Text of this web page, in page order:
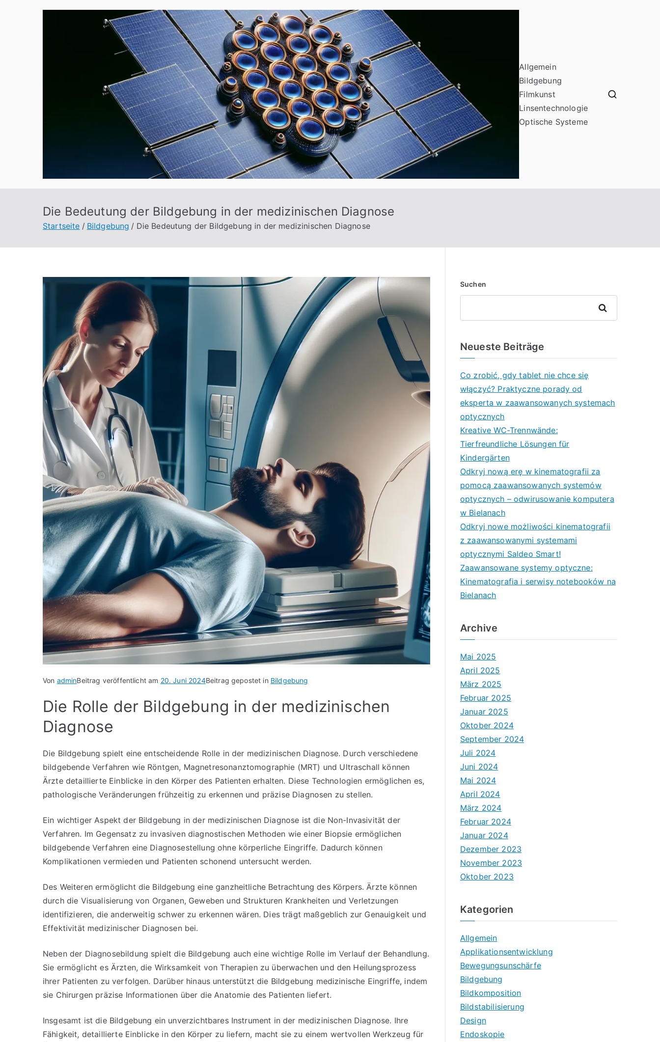
odf16
Allgemein
Bildgebung
Filmkunst
Linsentechnologie
Optische Systeme
Die Bedeutung der Bildgebung in der medizinischen Diagnose
Startseite Bildgebung Die Bedeutung der Bildgebung in der medizinischen Diagnose
Von adminBeitrag veröffentlicht am 20. Juni 2024Beitrag gepostet in Bildgebung
Die Rolle der Bildgebung in der medizinischen
Diagnose
Die Bildgebung spielt eine entscheidende Rolle in der medizinischen Diagnose. Durch verschiedene
bildgebende Verfahren wie Röntgen, Magnetresonanztomographie (MRT) und Ultraschall können
Ärzte detaillierte Einblicke in den Körper des Patienten erhalten. Diese Technologien ermöglichen es,
pathologische Veränderungen frühzeitig zu erkennen und präzise Diagnosen zu stellen.
Ein wichtiger Aspekt der Bildgebung in der medizinischen Diagnose ist die Non-Invasivität der
Verfahren. Im Gegensatz zu invasiven diagnostischen Methoden wie einer Biopsie ermöglichen
bildgebende Verfahren eine Diagnosestellung ohne körperliche Eingriffe. Dadurch können
Komplikationen vermieden und Patienten schonend untersucht werden.
Des Weiteren ermöglicht die Bildgebung eine ganzheitliche Betrachtung des Körpers. Ärzte können
durch die Visualisierung von Organen, Geweben und Strukturen Krankheiten und Verletzungen
identifizieren, die anderweitig schwer zu erkennen wären. Dies trägt maßgeblich zur Genauigkeit und
Effektivität medizinischer Diagnosen bei.
Neben der Diagnosebildung spielt die Bildgebung auch eine wichtige Rolle im Verlauf der Behandlung.
Sie ermöglicht es Ärzten, die Wirksamkeit von Therapien zu überwachen und den Heilungsprozess
ihrer Patienten zu verfolgen. Darüber hinaus unterstützt die Bildgebung medizinische Eingriffe, indem
sie Chirurgen präzise Informationen über die Anatomie des Patienten liefert.
Insgesamt ist die Bildgebung ein unverzichtbares Instrument in der medizinischen Diagnose. Ihre
Fähigkeit, detaillierte Einblicke in den Körper zu liefern, macht sie zu einem wertvollen Werkzeug für
Suchen
Suchen
Neueste Beiträge
Co zrobić, gdy tablet nie chce się
włączyć? Praktyczne porady od
eksperta w zaawansowanych systemach
optycznych
Kreative WC-Trennwände:
Tierfreundliche Lösungen für
Kindergärten
Odkryj nową erę w kinematografii za
pomocą zaawansowanych systemów
optycznych – odwirusowanie komputera
w Bielanach
Odkryj nowe możliwości kinematografii
z zaawansowanymi systemami
optycznymi Saldeo Smart!
Zaawansowane systemy optyczne:
Kinematografia i serwisy notebooków na
Bielanach
Archive
Mai 2025
April 2025
März 2025
Februar 2025
Januar 2025
Oktober 2024
September 2024
Juli 2024
Juni 2024
Mai 2024
April 2024
März 2024
Februar 2024
Januar 2024
Dezember 2023
November 2023
Oktober 2023
Kategorien
Allgemein
Applikationsentwicklung
Bewegungsunschärfe
Bildgebung
Bildkomposition
Bildstabilisierung
Design
Endoskopie